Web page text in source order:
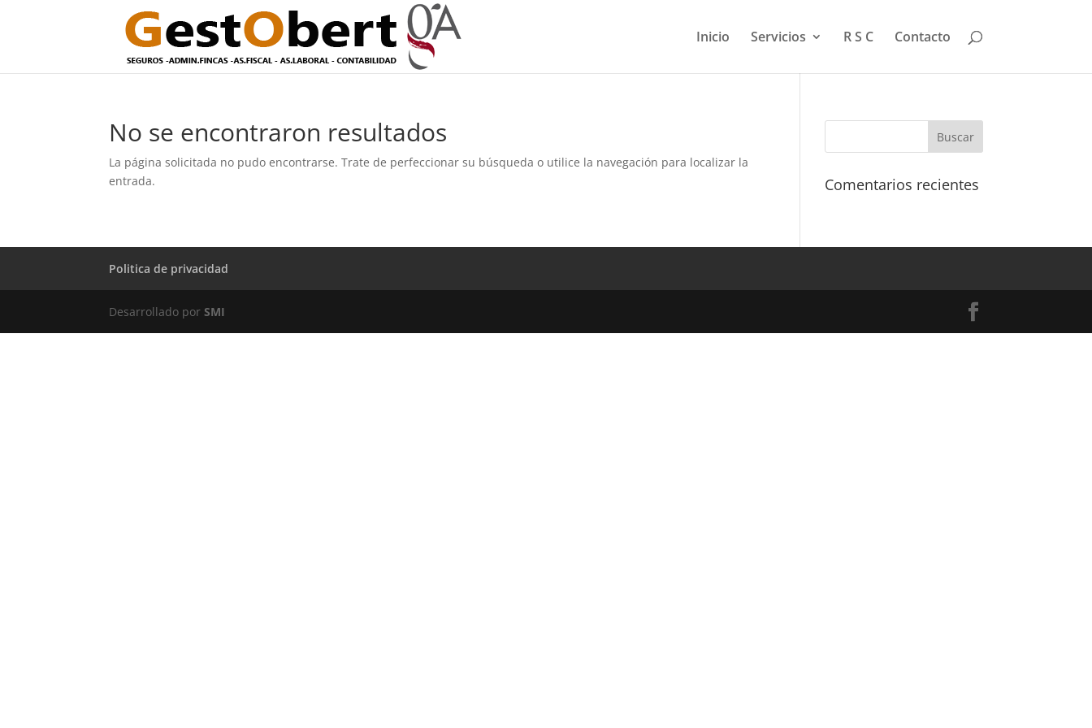
Inicio Servicios R S C Contacto
No se encontraron resultados
La página solicitada no pudo encontrarse. Trate de perfeccionar su búsqueda o utilice la navegación para localizar la
entrada.
Comentarios recientes
Politica de privacidad
Desarrollado porSMI